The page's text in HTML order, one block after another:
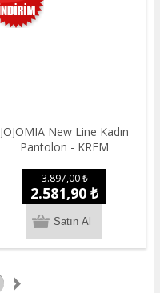
JOJOMIA New Line Kadın
Pantolon - KREM
3.897,00 ₺
2.581,90 ₺